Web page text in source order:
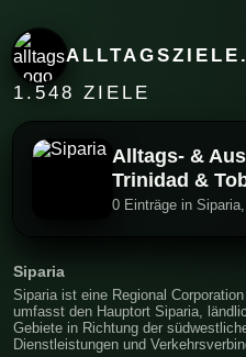
1.548 ZIELE
Alltags- &
Trinidad &
0 Einträge in
Siparia
Siparia ist eine Regional
umfasst den Hauptort Siparia,
Gebiete in Richtung der
Dienstleistungen und